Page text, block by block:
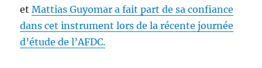
etMattias Guyomar a fait part de sa confiance
dans cet instrument lors de la récente journée
d’étude de l’AFDC.